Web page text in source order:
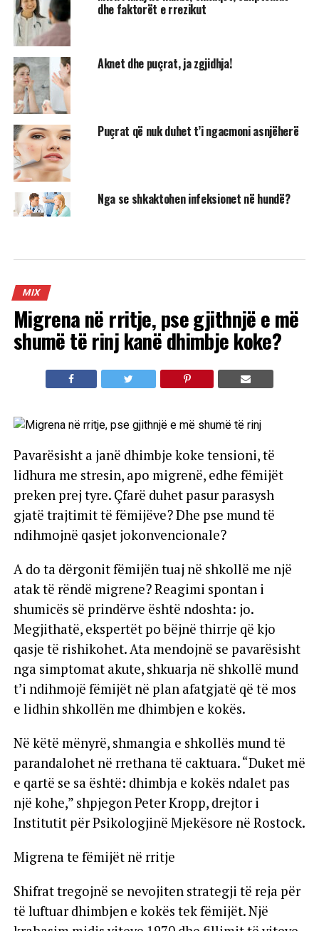
dhe faktorët e rrezikut
Aknet dhe puçrat, ja zgjidhja!
Puçrat që nuk duhet t’i ngacmoni asnjëherë
Nga se shkaktohen infeksionet në hundë?
MIX
Migrena në rritje, pse gjithnjë e më
shumë të rinj kanë dhimbje koke?
Pavarësisht a janë dhimbje koke tensioni, të
lidhura me stresin, apo migrenë, edhe fëmijët
preken prej tyre. Çfarë duhet pasur parasysh
gjatë trajtimit të fëmijëve? Dhe pse mund të
ndihmojnë qasjet jokonvencionale?
A do ta dërgonit fëmijën tuaj në shkollë me një
atak të rëndë migrene? Reagimi spontan i
shumicës së prindërve është ndoshta: jo.
Megjithatë, ekspertët po bëjnë thirrje që kjo
qasje të rishikohet. Ata mendojnë se pavarësisht
nga simptomat akute, shkuarja në shkollë mund
t’i ndihmojë fëmijët në plan afatgjatë që të mos
e lidhin shkollën me dhimbjen e kokës.
Në këtë mënyrë, shmangia e shkollës mund të
parandalohet në rrethana të caktuara. “Duket më
e qartë se sa është: dhimbja e kokës ndalet pas
një kohe,” shpjegon Peter Kropp, drejtor i
Institutit për Psikologjinë Mjekësore në Rostock.
Migrena te fëmijët në rritje
Shifrat tregojnë se nevojiten strategji të reja për
të luftuar dhimbjen e kokës tek fëmijët. Një